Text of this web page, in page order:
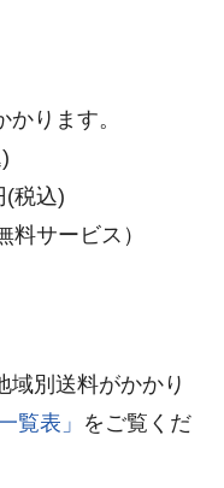
ります。
(税込)
サービス）
域別送料がかかり
覧表」 をご覧くだ